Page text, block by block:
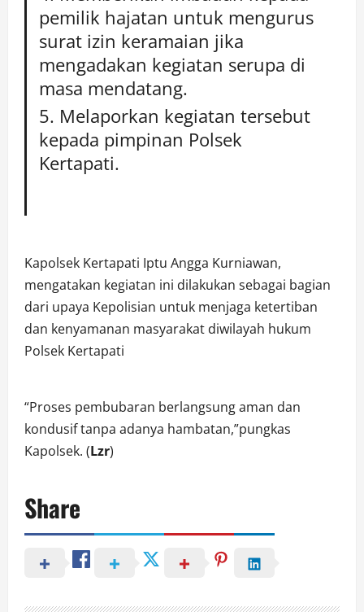
pemilik hajatan untuk mengurus
surat izin keramaian jika
mengadakan kegiatan serupa di
masa mendatang.
Melaporkan kegiatan tersebut
kepada pimpinan Polsek
Kertapati.
Kapolsek Kertapati Iptu Angga Kurniawan,
mengatakan kegiatan ini dilakukan sebagai bagian
dari upaya Kepolisian untuk menjaga ketertiban
dan kenyamanan masyarakat diwilayah hukum
Polsek Kertapati
“Proses pembubaran berlangsung aman dan
kondusif tanpa adanya hambatan,”pungkas
Kapolsek. (Lzr)
Share